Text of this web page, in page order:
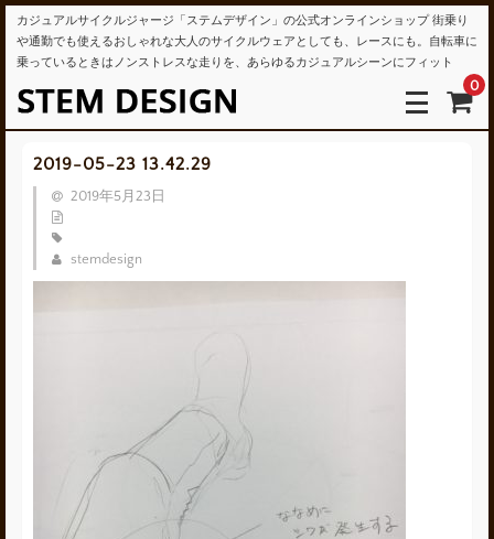
カジュアルサイクルジャージ「ステムデザイン」の公式オンラインショップ 街乗り
や通勤でも使えるおしゃれな大人のサイクルウェアとしても、レースにも。自転車に
乗っているときはノンストレスな走りを、あらゆるカジュアルシーンにフィット
0
2019-05-23 13.42.29
2019年5月23日
stemdesign